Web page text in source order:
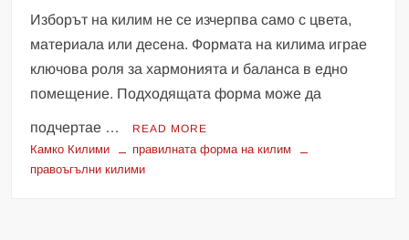
Изборът на килим не се изчерпва само с цвета,
материала или десена. Формата на килима играе
ключова роля за хармонията и баланса в едно
помещение. Подходящата форма може да
подчертае … READ MORE
Камко Килими
правилната форма на килим
правоъгълни килими